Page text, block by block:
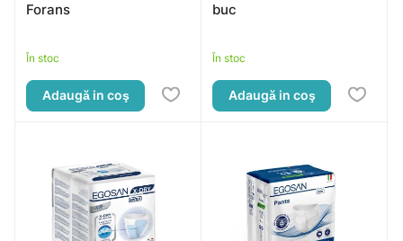
Forans
În stoc
Adaugă in coş
buc
În stoc
Adaugă in coş